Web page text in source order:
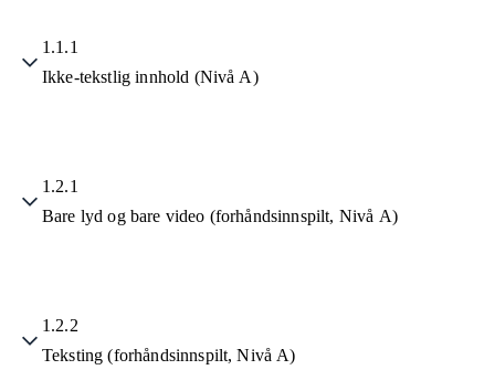
1.1.1
Ikke-tekstlig innhold (Nivå A)
1.2.1
Bare lyd og bare video (forhåndsinnspilt, Nivå A)
1.2.2
Teksting (forhåndsinnspilt, Nivå A)